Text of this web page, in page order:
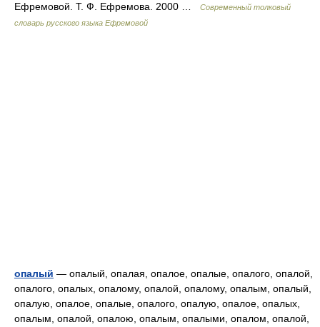
Ефремовой. Т. Ф. Ефремова. 2000 …
Современный толковый
словарь русского языка Ефремовой
опалый — опалый, опалая, опалое, опалые, опалого, опалой,
опалого, опалых, опалому, опалой, опалому, опалым, опалый,
опалую, опалое, опалые, опалого, опалую, опалое, опалых,
опалым, опалой, опалою, опалым, опалыми, опалом, опалой,